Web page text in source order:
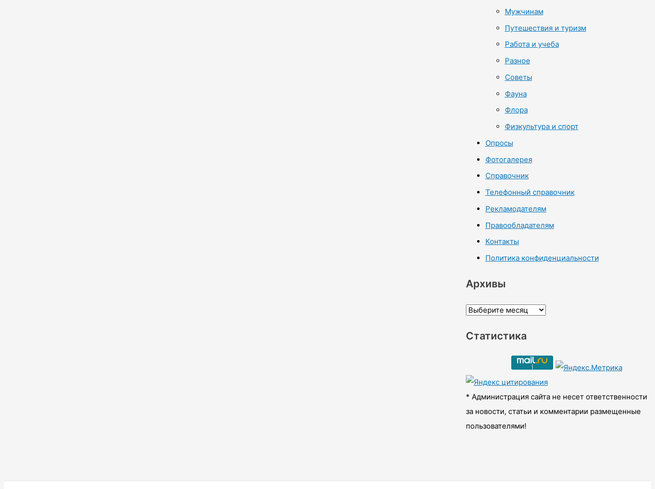
Мужчинам
Путешествия и туризм
Работа и учеба
Разное
Советы
Фауна
Флора
Физкультура и спорт
Опросы
Фотогалерея
Справочник
Телефонный справочник
Рекламодателям
Правообладателям
Контакты
Политика конфиденциальности
Архивы
А
х
ы
Статистика
* Администрация сайта не несет ответственности
за новости, статьи и комментарии размещенные
пользователями!